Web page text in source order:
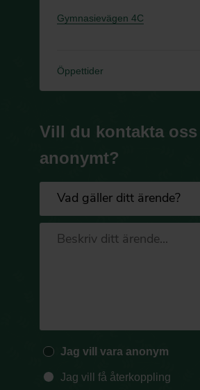
Gymnasievägen 4C
Öppettider
Vill du kontakta oss
anonymt?
Jag vill vara anonym
Jag vill få återkoppling